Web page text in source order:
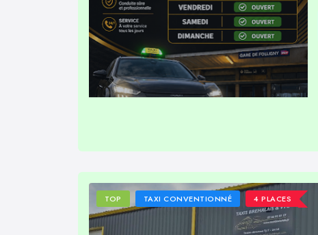
TOP TAXI CONVENTIONNÉ 4 PLACES